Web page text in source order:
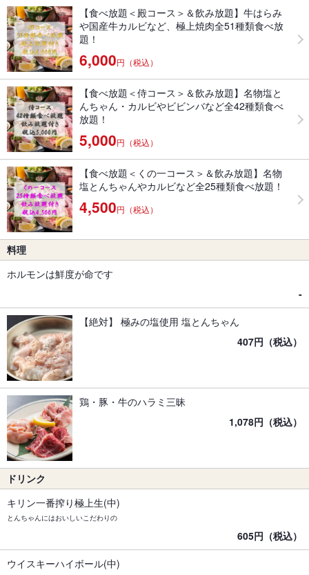
【食べ放題＜殿コース＞＆飲み放題】牛はらみ
や国産牛カルビなど、極上焼肉全51種類食べ放
題！
6,000円（税込）
【食べ放題＜侍コース＞＆飲み放題】名物塩と
んちゃん・カルビやビビンバなど全42種類食べ
放題！
5,000円（税込）
【食べ放題＜くの一コース＞＆飲み放題】名物
塩とんちゃんやカルビなど全25種類食べ放題！
4,500円（税込）
料理
ホルモンは鮮度が命です
-
【絶対】 極みの塩使用 塩とんちゃん
407円（税込）
鶏・豚・牛のハラミ三昧
1,078円（税込）
ドリンク
キリン一番搾り極上生(中)
とんちゃんにはおいしいこだわりの
605円（税込）
ウイスキーハイボール(中)